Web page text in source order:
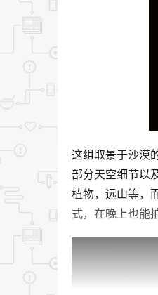
这组取景于沙漠
部分天空细节以
植物，远山等，
式，在晚上也能